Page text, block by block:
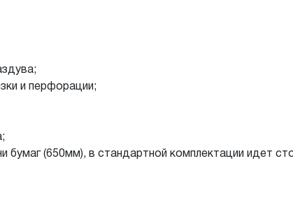
и перфорации;
бумаг (650мм), в стандартной комплектации идет